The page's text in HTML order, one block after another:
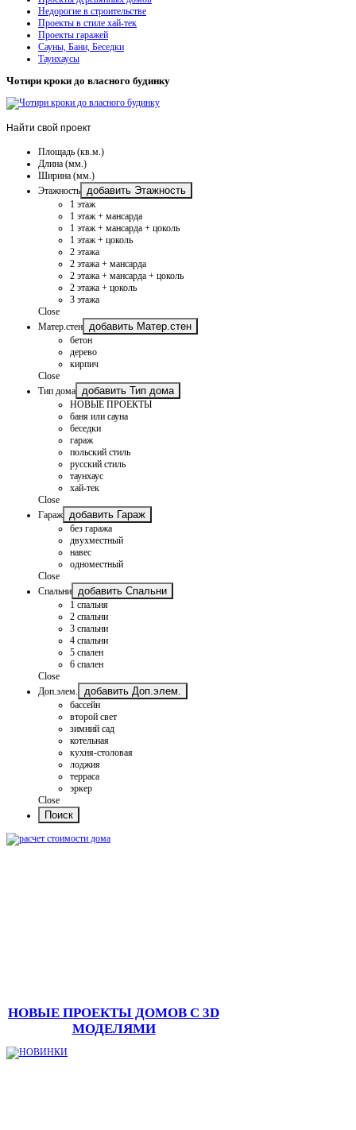
Недорогие в строительстве
Проекты в стиле хай-тек
Проекты гаражей
Сауны, Бани, Беседки
Таунхаусы
Чотири кроки до власного будинку
Найти свой проект
Площадь (кв.м.)
Длина (мм.)
Ширина (мм.)
Этажность
добавить Этажность
1 этаж
1 этаж + мансарда
1 этаж + мансарда + цоколь
1 этаж + цоколь
2 этажа
2 этажа + мансарда
2 этажа + мансарда + цоколь
2 этажа + цоколь
3 этажа
Close
Матер.стен
добавить Матер.стен
бетон
дерево
кирпич
Close
Тип дома
добавить Тип дома
НОВЫЕ ПРОЕКТЫ
баня или сауна
беседки
гараж
польский стиль
русский стиль
таунхаус
хай-тек
Close
Гараж
добавить Гараж
без гаража
двухместный
навес
одноместный
Close
Спальни
добавить Спальни
1 спальня
2 спальни
3 спальни
4 спальни
5 спален
6 спален
Close
Доп.элем.
добавить Доп.элем.
бассейн
второй свет
зимний сад
котельная
кухня-столовая
лоджия
терраса
эркер
Close
НОВЫЕ ПРОЕКТЫ ДОМОВ С 3D
МОДЕЛЯМИ